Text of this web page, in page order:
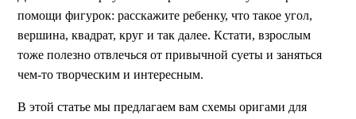
помощи фигурок: расскажите ребенку, что такое угол,
вершина, квадрат, круг и так далее. Кстати, взрослым
тоже полезно отвлечься от привычной суеты и заняться
чем-то творческим и интересным.
В этой статье мы предлагаем вам схемы оригами для